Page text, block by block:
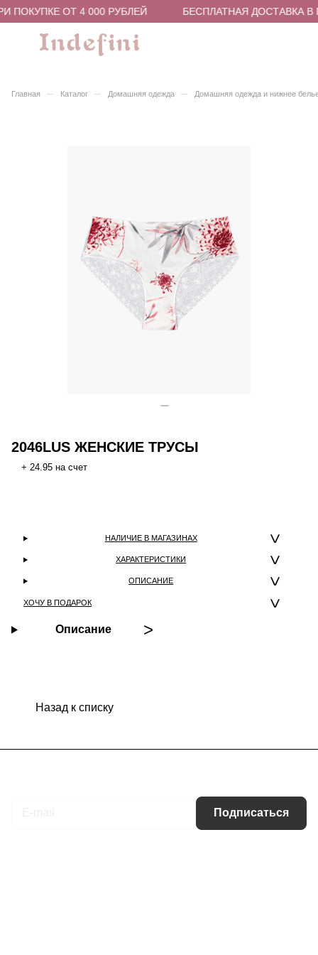
ПОКУПКЕ ОТ 4 000 РУБЛЕЙ БЕСПЛАТНАЯ ДОСТАВКА В
Главная – Каталог – Домашняя одежда – Домашняя одежда и нижнее
2046LUS ЖЕНСКИЕ ТРУСЫ
+ 24.95 на счет
НАЛИЧИЕ В МАГАЗИНАХ
ХАРАКТЕРИСТИКИ
ОПИСАНИЕ
ХОЧУ В ПОДАРОК
Описание
Назад к списку
Подписаться